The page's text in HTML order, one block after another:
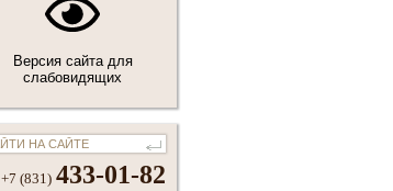
Версия сайта для
слабовидящих
+7 (831) 433-01-82